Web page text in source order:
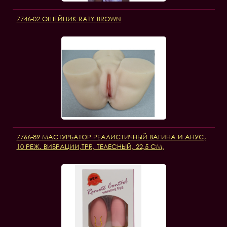
7746-02 ОШЕЙНИК RATY BROWN
7766-89 МАСТУРБАТОР РЕАЛИСТИЧНЫЙ ВАГИНА И АНУС,
10 РЕЖ. ВИБРАЦИИ,TPR, ТЕЛЕСНЫЙ, 22,5 СМ,